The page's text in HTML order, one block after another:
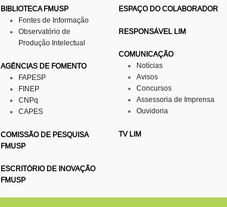
BIBLIOTECA FMUSP
Fontes de Informação
Observatório de
Produção Intelectual
AGÊNCIAS DE FOMENTO
FAPESP
FINEP
CNPq
CAPES
COMISSÃO DE PESQUISA
FMUSP
ESCRITÓRIO DE INOVAÇÃO
FMUSP
ESPAÇO DO COLABORADOR
RESPONSÁVEL LIM
COMUNICAÇÃO
Notícias
Avisos
Concursos
Assessoria de Imprensa
Ouvidoria
TV LIM